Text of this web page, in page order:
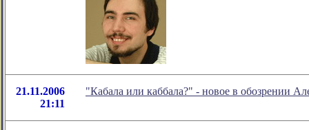
21.11.2006
21:11
"Кабала или каббала?" - новое в обозрении